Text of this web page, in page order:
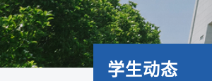
学生动态